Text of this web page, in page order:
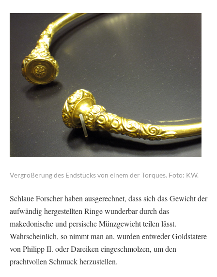
Vergrößerung des Endstücks von einem der Torques. Foto: KW.
Schlaue Forscher haben ausgerechnet, dass sich das Gewicht der
aufwändig hergestellten Ringe wunderbar durch das
makedonische und persische Münzgewicht teilen lässt.
Wahrscheinlich, so nimmt man an, wurden entweder Goldstatere
von Philipp II. oder Dareiken eingeschmolzen, um den
prachtvollen Schmuck herzustellen.